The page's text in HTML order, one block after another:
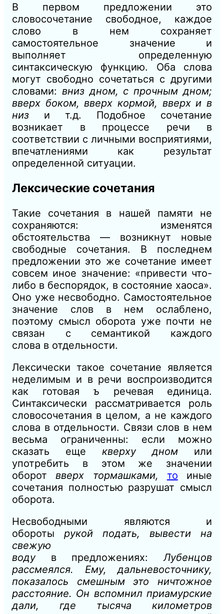
В первом предложении это
словосочетание свободное, каждое
слово в нем сохраняет
самостоятельное значение и
выполняет определенную
синтаксическую функцию. Оба слова
могут свободно сочетаться с другими
словами: вниз дном, с прочным дном;
вверх боком, вверх кормой, вверх и в
низ и т.д. Подобное сочетание
возникает в процессе речи в
соответствии с личными восприятиями,
впечатлениями как результат
определенной ситуации.
Лексические сочетания
Такие сочетания в нашей памяти не
сохраняются: изменятся
обстоятельства — возникнут новые
свободные сочетания. В последнем
предложении это же сочетание имеет
совсем иное значение: «привести что-
либо в беспорядок, в состояние хаоса».
Оно уже несвободно. Самостоятельное
значение слов в нем ослаблено,
поэтому смысл оборота уже почти не
связан с семантикой каждого
слова в отдельности.
Лексически такое сочетание является
неделимым и в речи воспроизводится
как готовая ъ речевая единица.
Синтаксически рассматривается роль
словосочетания в целом, а не каждого
слова в отдельности. Связи слов в нем
весьма ограниченны: если можно
сказать еще кверху дном или
употребить в этом же значении
оборотвверх тормашками, то иные
сочетания полностью разрушат смысл
оборота.
Несвободными являются и
обороты рукой подать, вывести на
свежую
воду в предложениях:Лубенцов
рассмеялся. Ему,дальневосточнику,
показалось смешным это ничтожное
расстояние. Он вспомнил приамурские
дали, где тысяча километров